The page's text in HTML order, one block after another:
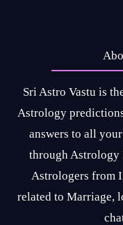
Sri Astro Vastu is
Astrology
answers to all
through Astrology
Astrologers from
related to Marriage,